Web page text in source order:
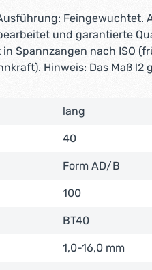
und garantierte
Spannzangen nach ISO
Hinweis: Das Maß l2
lang
40
Form AD/B
100
BT40
1,0-16,0 mm